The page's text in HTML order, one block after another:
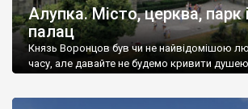
Алупка. Місто, церква, парк
палац
Князь Воронцов був чи не найвідомішою
часу, але давайте не будемо кривити